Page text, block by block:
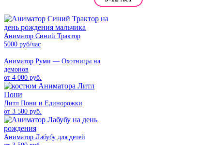
Аниматор Синий Трактор
5000 руб/час
Аниматор Руми — Охотницы на
демонов
от 4 000 руб.
Литл Пони и Единорожки
от 3 500 руб.
Аниматор Лабубу для детей